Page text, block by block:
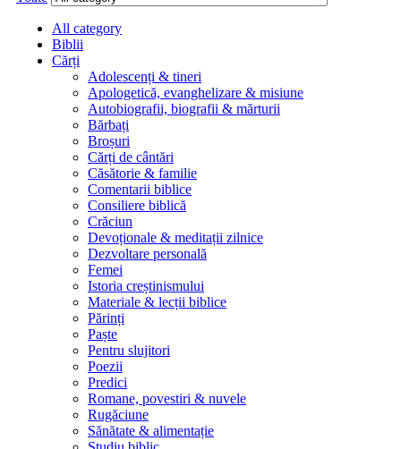
All category
Biblii
Cărți
Adolescenți & tineri
Apologetică, evanghelizare & misiune
Autobiografii, biografii & mărturii
Bărbați
Broșuri
Cărți de cântări
Căsătorie & familie
Comentarii biblice
Consiliere biblică
Crăciun
Devoționale & meditații zilnice
Dezvoltare personală
Femei
Istoria creștinismului
Materiale & lecții biblice
Părinți
Paște
Pentru slujitori
Poezii
Predici
Romane, povestiri & nuvele
Rugăciune
Sănătate & alimentație